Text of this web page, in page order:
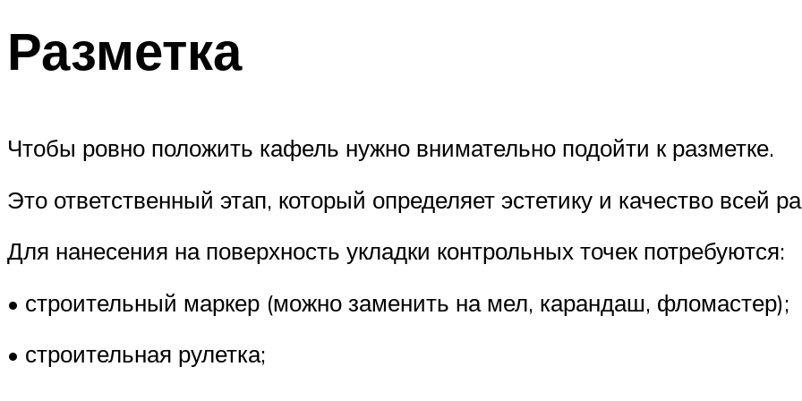
Разметка
Чтобы ровно положить кафель нужно внимательно подойти к разметке.
Это ответственный этап, который определяет эстетику и качество всей
Для нанесения на поверхность укладки контрольных точек потребуются:
• строительный маркер (можно заменить на мел, карандаш, фломастер);
• строительная рулетка;